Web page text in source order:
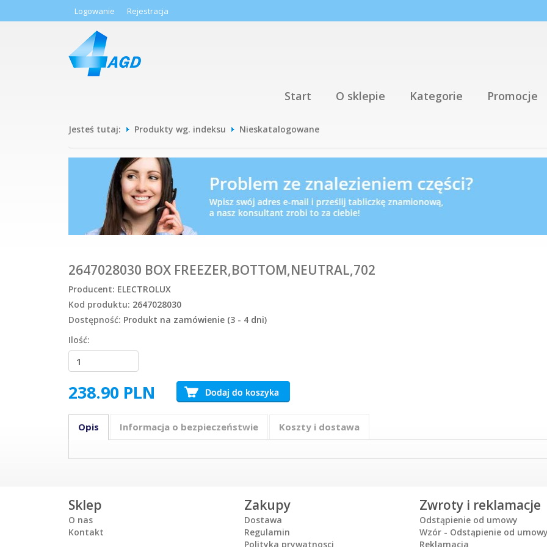
Logowanie Rejestracja
Start O sklepie Kategorie Promocje
Jesteś tutaj: Produkty wg. indeksu Nieskatalogowane
2647028030 BOX FREEZER,BOTTOM,NEUTRAL,702
Producent: ELECTROLUX
Kod produktu: 2647028030
Dostępność: Produkt na zamówienie (3 - 4 dni)
Ilość:
238.90 PLN
Opis Informacja o bezpieczeństwie Koszty i dostawa
Sklep
O nas
Kontakt
Zakupy
Dostawa
Regulamin
Polityka prywatnosci
Zwroty i reklamacje
Odstąpienie od umowy
Wzór - Odstąpienie od
Reklamacja